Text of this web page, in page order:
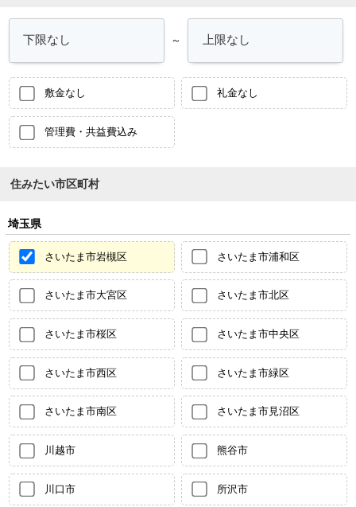
～
敷金なし 礼金なし
管理費・共益費込み
住みたい市区町村
埼玉県
さいたま市岩槻区 さいたま市浦和区
さいたま市大宮区 さいたま市北区
さいたま市桜区 さいたま市中央区
さいたま市西区 さいたま市緑区
さいたま市南区 さいたま市見沼区
川越市 熊谷市
川口市 所沢市